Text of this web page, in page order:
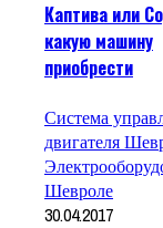
Каптива или
какую машину
приобрести
Система
двигателя
Шевроле
30.04.2017